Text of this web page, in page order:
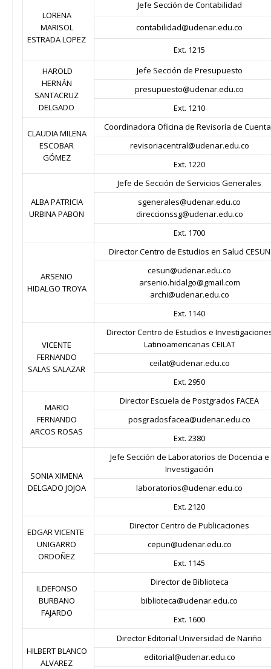
LORENA
MARISOL
ESTRADA LOPEZ
Jefe Sección de Contabilidad
contabilidad@udenar.edu.co
Ext. 1215
HAROLD
HERNÁN
SANTACRUZ
DELGADO
Jefe Sección de Presupuesto
presupuesto@udenar.edu.co
Ext. 1210
CLAUDIA MILENA
ESCOBAR
GÓMEZ
Coordinadora Oficina de Revisoría de
revisoriacentral@udenar.edu.co
Ext. 1220
ALBA PATRICIA
URBINA PABON
Jefe de Sección de Servicios Generales
sgenerales@udenar.edu.co
direccionssg@udenar.edu.co
Ext. 1700
ARSENIO
HIDALGO TROYA
Director Centro de Estudios en Salud CESUN
cesun@udenar.edu.co
arsenio.hidalgo@gmail.com
archi@udenar.edu.co
Ext. 1140
VICENTE
FERNANDO
SALAS SALAZAR
Director Centro de Estudios e
Latinoamericanas CEILAT
ceilat@udenar.edu.co
Ext. 2950
MARIO
FERNANDO
ARCOS ROSAS
Director Escuela de Postgrados FACEA
posgradosfacea@udenar.edu.co
Ext. 2380
SONIA XIMENA
DELGADO JOJOA
Jefe Sección de Laboratorios de Docencia e
Investigación
laboratorios@udenar.edu.co
Ext. 2120
EDGAR VICENTE
UNIGARRO
ORDOÑEZ
Director Centro de Publicaciones
cepun@udenar.edu.co
Ext. 1145
ILDEFONSO
BURBANO
FAJARDO
Director de Biblioteca
biblioteca@udenar.edu.co
Ext. 1600
HILBERT BLANCO
ALVAREZ
Director Editorial Universidad de Nariño
editorial@udenar.edu.co